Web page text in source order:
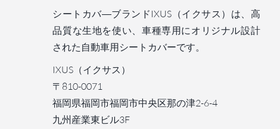
シートカバ―ブランドIXUS（イクサス）は、高
品質な生地を使い、車種専用にオリジナル設計
された自動車用シートカバーです。
IXUS（イクサス）
〒810-0071
福岡県福岡市福岡市中央区那の津2-6-4
九州産業東ビル3F